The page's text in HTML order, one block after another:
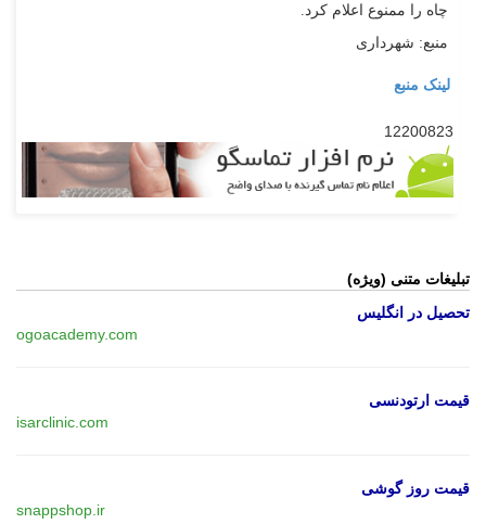
چاه را ممنوع اعلام کرد.
منبع: شهرداری
لینک منبع
12200823
تبلیغات متنی (ویژه)
تحصیل در انگلیس
ogoacademy.com
قیمت ارتودنسی
isarclinic.com
قیمت روز گوشی
snappshop.ir